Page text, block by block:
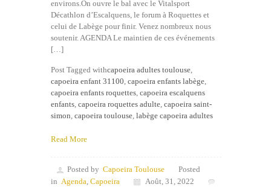
environs.On ouvre le bal avec le Vitalsport
Décathlon d’Escalquens, le forum à Roquettes et
celui de Labège pour finir. Venez nombreux nous
soutenir. AGENDA Le maintien de ces événements
[…]
Post Tagged withcapoeira adultes toulouse,
capoeira enfant 31100, capoeira enfants labège,
capoeira enfants roquettes, capoeira escalquens
enfants, capoeira roquettes adulte, capoeira saint-
simon, capoeira toulouse, labège capoeira adultes
Read More
Posted by Capoeira Toulouse
Posted
in Agenda, Capoeira
Août, 31, 2022